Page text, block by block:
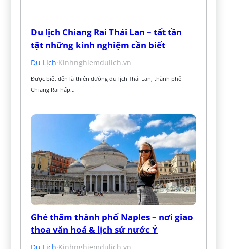
Du lịch Chiang Rai Thái Lan – tất tần
tật những kinh nghiệm cần biết
Du Lịch·Kinhnghiemdulich.vn
Được biết đến là thiên đường du lịch Thái Lan, thành phố
Chiang Rai hấp…
Ghé thăm thành phố Naples – nơi giao
thoa văn hoá & lịch sử nước Ý
Du Lịch·Kinhnghiemdulich.vn